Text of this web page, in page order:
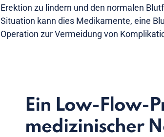
Erektion zu lindern und den normalen
Situation kann dies Medikamente, eine
Operation zur Vermeidung von
Ein Low-Flow-
medizinischer